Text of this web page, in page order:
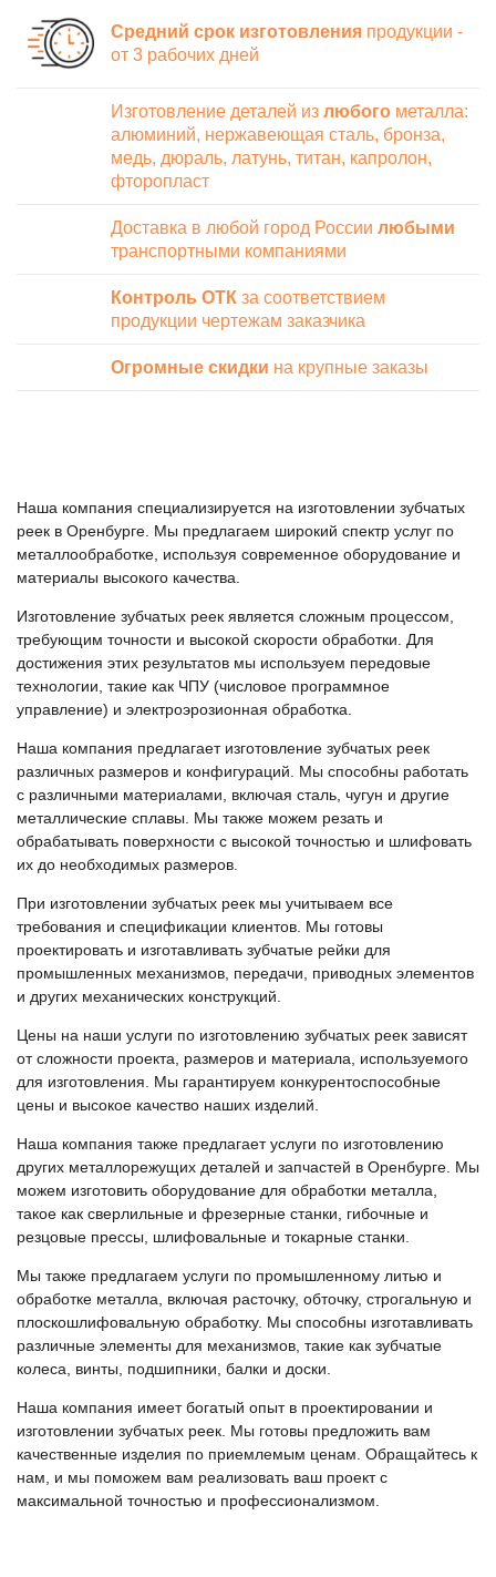
Средний срок изготовления продукции -
от 3 рабочих дней
Изготовление деталей из любого металла:
алюминий, нержавеющая сталь, бронза,
медь, дюраль, латунь, титан, капролон,
фторопласт
Доставка в любой город России любыми
транспортными компаниями
Контроль ОТК за соответствием
продукции чертежам заказчика
Огромные скидки на крупные заказы
Наша компания специализируется на изготовлении зубчатых
реек в Оренбурге. Мы предлагаем широкий спектр услуг по
металлообработке, используя современное оборудование и
материалы высокого качества.
Изготовление зубчатых реек является сложным процессом,
требующим точности и высокой скорости обработки. Для
достижения этих результатов мы используем передовые
технологии, такие как ЧПУ (числовое программное
управление) и электроэрозионная обработка.
Наша компания предлагает изготовление зубчатых реек
различных размеров и конфигураций. Мы способны работать
с различными материалами, включая сталь, чугун и другие
металлические сплавы. Мы также можем резать и
обрабатывать поверхности с высокой точностью и шлифовать
их до необходимых размеров.
При изготовлении зубчатых реек мы учитываем все
требования и спецификации клиентов. Мы готовы
проектировать и изготавливать зубчатые рейки для
промышленных механизмов, передачи, приводных элементов
и других механических конструкций.
Цены на наши услуги по изготовлению зубчатых реек зависят
от сложности проекта, размеров и материала, используемого
для изготовления. Мы гарантируем конкурентоспособные
цены и высокое качество наших изделий.
Наша компания также предлагает услуги по изготовлению
других металлорежущих деталей и запчастей в Оренбурге. Мы
можем изготовить оборудование для обработки металла,
такое как сверлильные и фрезерные станки, гибочные и
резцовые прессы, шлифовальные и токарные станки.
Мы также предлагаем услуги по промышленному литью и
обработке металла, включая расточку, обточку, строгальную и
плоскошлифовальную обработку. Мы способны изготавливать
различные элементы для механизмов, такие как зубчатые
колеса, винты, подшипники, балки и доски.
Наша компания имеет богатый опыт в проектировании и
изготовлении зубчатых реек. Мы готовы предложить вам
качественные изделия по приемлемым ценам. Обращайтесь к
нам, и мы поможем вам реализовать ваш проект с
максимальной точностью и профессионализмом.